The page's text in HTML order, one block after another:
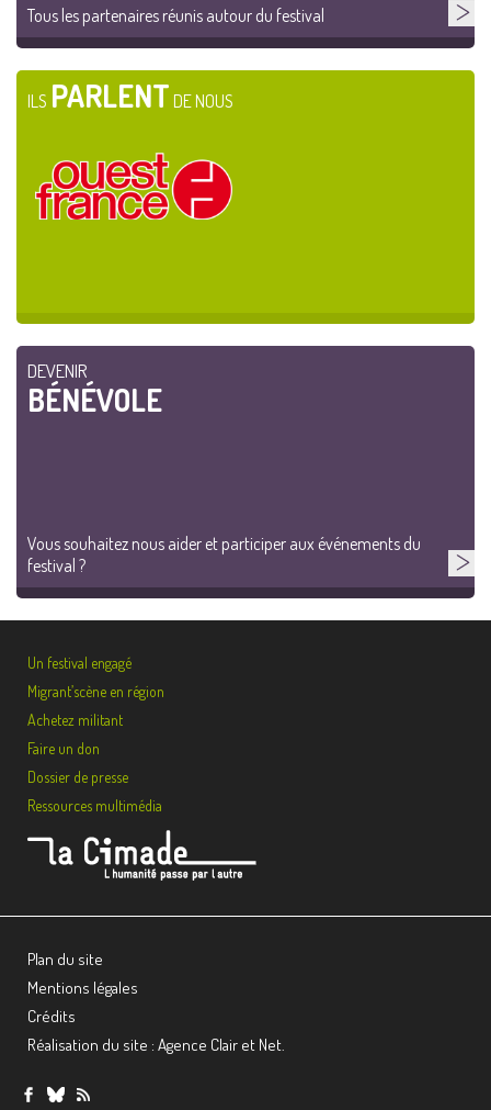
Tous les partenaires réunis autour du festival
ILS PARLENT DE NOUS
DEVENIR
BÉNÉVOLE
Vous souhaitez nous aider et participer aux événements du
festival ?
Un festival engagé
Migrant’scène en région
Achetez militant
Faire un don
Dossier de presse
Ressources multimédia
Plan du site
Mentions légales
Crédits
Réalisation du site : Agence Clair et Net.